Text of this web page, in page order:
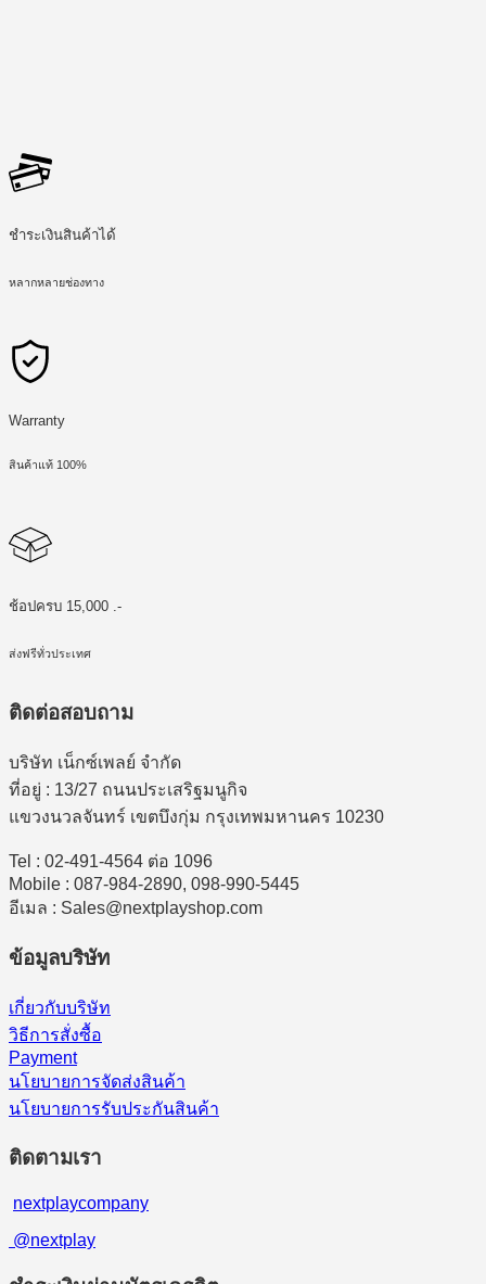
ชำระเงินสินค้าได้
หลากหลายช่องทาง
Warranty
สินค้าแท้ 100%
ช้อปครบ 15,000 .-
ส่งฟรีทั่วประเทศ
ติดต่อสอบถาม
บริษัท เน็กซ์เพลย์ จำกัด
ที่อยู่ : 13/27 ถนนประเสริฐมนูกิจ
แขวงนวลจันทร์ เขตบึงกุ่ม กรุงเทพมหานคร 10230
Tel : 02-491-4564 ต่อ 1096
Mobile : 087-984-2890, 098-990-5445
อีเมล : Sales@nextplayshop.com
ข้อมูลบริษัท
เกี่ยวกับบริษัท
วิธีการสั่งซื้อ
Payment
นโยบายการจัดส่งสินค้า
นโยบายการรับประกันสินค้า
ติดตามเรา
nextplaycompany
@nextplay